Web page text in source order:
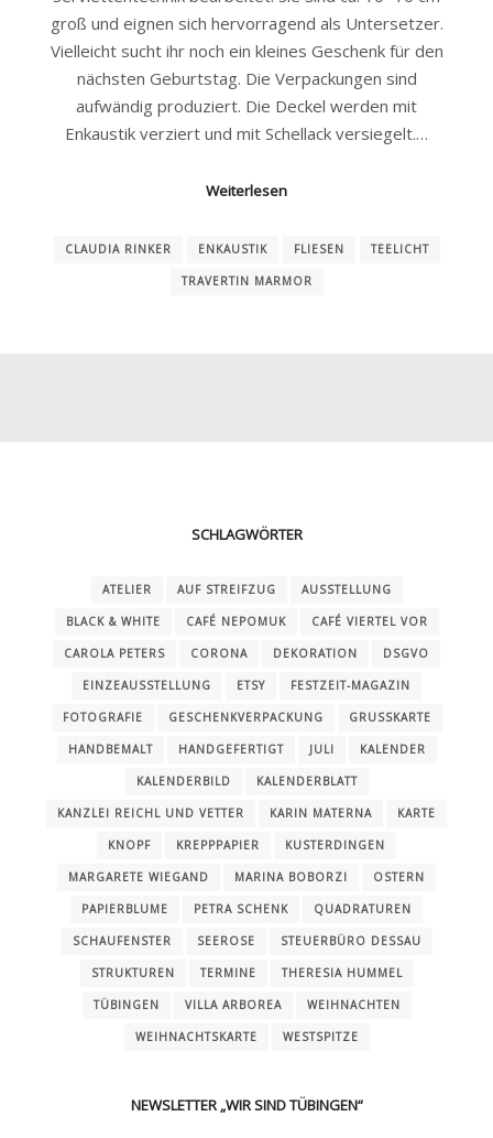
groß und eignen sich hervorragend als Untersetzer.
Vielleicht sucht ihr noch ein kleines Geschenk für den
nächsten Geburtstag. Die Verpackungen sind
aufwändig produziert. Die Deckel werden mit
Enkaustik verziert und mit Schellack versiegelt.…
Weiterlesen
CLAUDIA RINKER ENKAUSTIK FLIESEN TEELICHT
TRAVERTIN MARMOR
SCHLAGWÖRTER
ATELIER AUF STREIFZUG AUSSTELLUNG
BLACK & WHITE CAFÉ NEPOMUK CAFÉ VIERTEL VOR
CAROLA PETERS CORONA DEKORATION DSGVO
EINZEAUSSTELLUNG ETSY FESTZEIT-MAGAZIN
FOTOGRAFIE GESCHENKVERPACKUNG GRUSSKARTE
HANDBEMALT HANDGEFERTIGT JULI KALENDER
KALENDERBILD KALENDERBLATT
KANZLEI REICHL UND VETTER KARIN MATERNA KARTE
KNOPF KREPPPAPIER KUSTERDINGEN
MARGARETE WIEGAND MARINA BOBORZI OSTERN
PAPIERBLUME PETRA SCHENK QUADRATUREN
SCHAUFENSTER SEEROSE STEUERBÜRO DESSAU
STRUKTUREN TERMINE THERESIA HUMMEL
TÜBINGEN VILLA ARBOREA WEIHNACHTEN
WEIHNACHTSKARTE WESTSPITZE
NEWSLETTER „WIR SIND TÜBINGEN“